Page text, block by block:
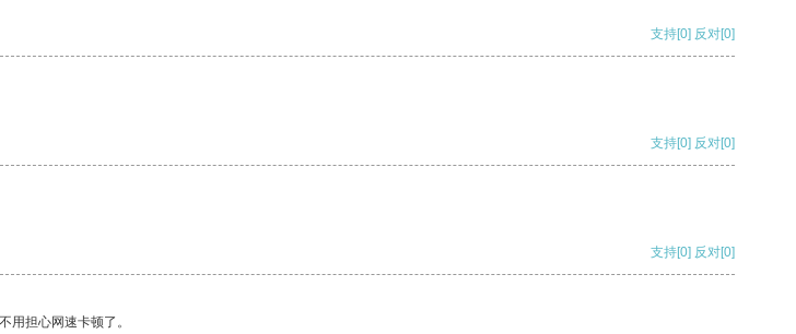
支持[0] 反对[0]
支持[0] 反对[0]
支持[0] 反对[0]
用担心网速卡顿了。